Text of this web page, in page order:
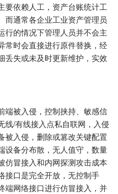
要依赖人工，资产台账统计工
而通常各企业工业资产管理员
行的情况下管理人员并不会主
常时会直接进行原件替换，经
丢失或未及时更新维护，实效
端被入侵，控制挟持、敏感信
线/有线接入点私自联网，入侵
被入侵，删除或篡改关键配置
设备分布散，无人值守，数量
仿冒接入和内网探测攻击成本
接口是完全开放，无控制手
端网络接口进行仿冒接入，并